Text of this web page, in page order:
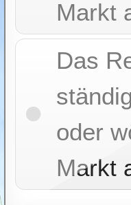
Markt
Das
oder
Markt